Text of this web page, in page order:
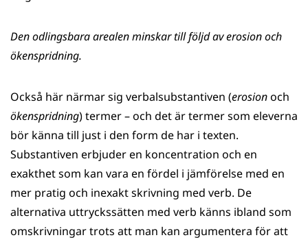
Den odlingsbara arealen minskar till följd av erosion och
ökenspridning.
Också här närmar sig verbalsubstantiven (erosionoch
ökenspridning) termer – och det är termer som eleverna
bör känna till just i den form de har i texten.
Substantiven erbjuder en koncentration och en
exakthet som kan vara en fördel i jämförelse med en
mer pratig och inexakt skrivning med verb. De
alternativa uttryckssätten med verb känns ibland som
omskrivningar trots att man kan argumentera för att